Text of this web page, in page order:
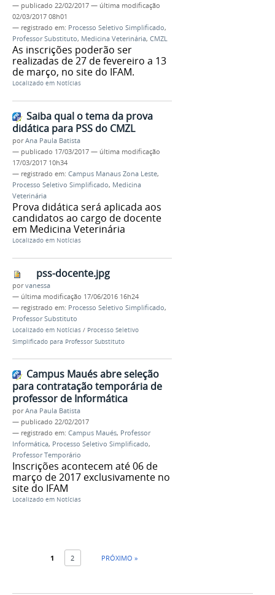
— publicado 22/02/2017 — última modificação
02/03/2017 08h01
— registrado em: Processo Seletivo Simplificado,
Professor Substituto, Medicina Veterinária, CMZL
As inscrições poderão ser
realizadas de 27 de fevereiro a 13
de março, no site do IFAM.
Localizado em Notícias
Saiba qual o tema da prova
didática para PSS do CMZL
porAna Paula Batista
— publicado 17/03/2017 — última modificação
17/03/2017 10h34
— registrado em: Campus Manaus Zona Leste,
Processo Seletivo Simplificado, Medicina
Veterinária
Prova didática será aplicada aos
candidatos ao cargo de docente
em Medicina Veterinária
Localizado em Notícias
pss-docente.jpg
porvanessa
— última modificação 17/06/2016 16h24
— registrado em: Processo Seletivo Simplificado,
Professor Substituto
Localizado em Notícias / Processo Seletivo
Simplificado para Professor Substituto
Campus Maués abre seleção
para contratação temporária de
professor de Informática
porAna Paula Batista
— publicado 22/02/2017
— registrado em: Campus Maués, Professor
Informática, Processo Seletivo Simplificado,
Professor Temporário
Inscrições acontecem até 06 de
março de 2017 exclusivamente no
site do IFAM
Localizado em Notícias
1 2 PRÓXIMO »